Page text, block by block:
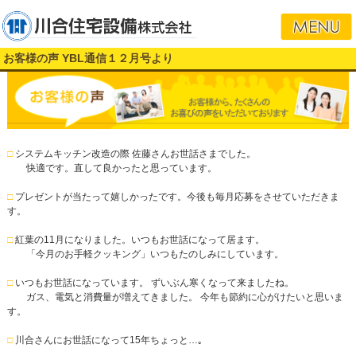
お客様の声 YBL通信１２月号より
□システムキッチン改造の際 佐藤さんお世話さまでした。
快適です。直して良かったと思っています。
□プレゼントが当たって嬉しかったです。今後も毎月応募をさせていただきま
す。
□紅葉の11月になりました。いつもお世話になって居ます。
「今月のお手軽クッキング」いつもたのしみにしています。
□いつもお世話になっています。 ずいぶん寒くなって来ましたね。
ガス、電気と消費量が増えてきました。 今年も節約に心がけたいと思いま
す。
□川合さんにお世話になって15年ちょっと…｡